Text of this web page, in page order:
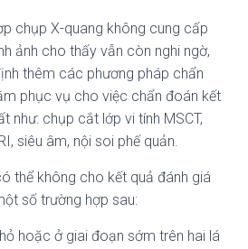
chụp X-quang không cung cấp
ảnh cho thấy vẫn còn nghi ngờ,
thêm các phương pháp chẩn
phục vụ cho việc chẩn đoán kết
như: chụp cắt lớp vi tính MSCT,
siêu âm, nội soi phế quản.
thể không cho kết quả đánh giá
số trường hợp sau:
hoặc ở giai đoạn sớm trên hai lá